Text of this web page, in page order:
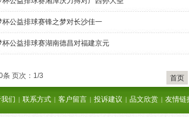
公益排球赛锋之梦对长沙佳一
公益排球赛湖南德昌对福建京元
条 页次：1/3 首页
们 | 联系方式 | 客户留言 | 投诉建议 | 品文欣赏 | 友情链